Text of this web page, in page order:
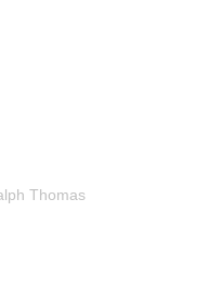
Thomas